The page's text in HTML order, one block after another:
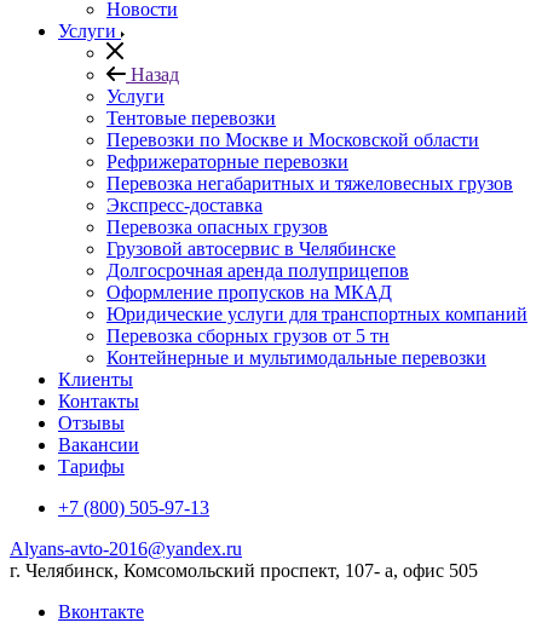
Новости
Услуги
Назад
Услуги
Тентовые перевозки
Перевозки по Москве и Московской области
Рефрижераторные перевозки
Перевозка негабаритных и тяжеловесных грузов
Экспресс-доставка
Перевозка опасных грузов
Грузовой автосервис в Челябинске
Долгосрочная аренда полуприцепов
Оформление пропусков на МКАД
Юридические услуги для транспортных компаний
Перевозка сборных грузов от 5 тн
Контейнерные и мультимодальные перевозки
Клиенты
Контакты
Отзывы
Вакансии
Тарифы
+7 (800) 505-97-13
Alyans-avto-2016@yandex.ru
г. Челябинск, Комсомольский проспект, 107- а, офис 505
Вконтакте